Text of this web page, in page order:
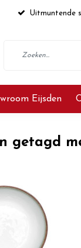
Uitmuntende
Eijsden
getagd